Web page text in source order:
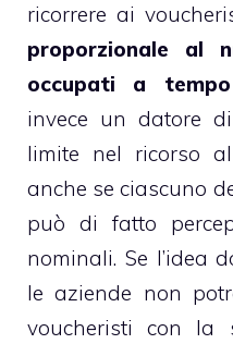
ricorrere ai
proporzionale al
occupati a
invece un datore
limite nel ricorso
anche se ciascuno
può di fatto
nominali. Se l’idea
le aziende non
voucheristi con la